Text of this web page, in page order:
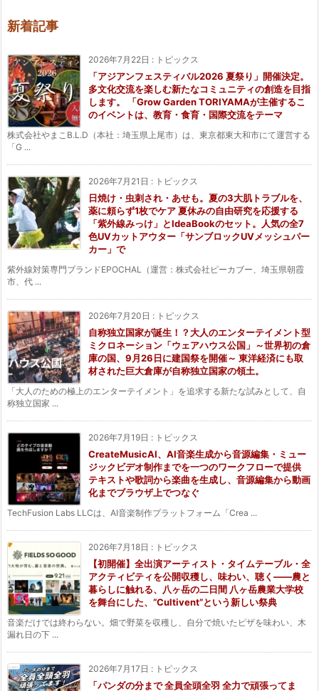
新着記事
2026年7月22日 : トピックス
「アジアンフェスティバル2026 夏祭り」開催決定。
多文化交流を楽しむ新たなコミュニティの創造を目指
します。 「Grow Garden TORIYAMAが主催するこ
のイベントは、教育・食育・国際交流をテーマ
株式会社やまこB.L.D（本社：埼玉県上尾市）は、東京都東大和市にて運営する
「G ...
2026年7月21日 : トピックス
日焼け・虫刺され・あせも。夏の3大肌トラブルを、
薬に頼らず1枚でケア 夏休みの自由研究を応援する
「紫外線みっけ」とIdeaBookのセット。人気の全7
色UVカットアウター「サンブロックUVメッシュパー
カー」で
紫外線対策専門ブランドEPOCHAL（運営：株式会社ピーカブー、埼玉県朝霞
市、代 ...
2026年7月20日 : トピックス
自称独立国家が誕生！？大人のエンターテイメント型
ミクロネーション「ウェアハウス公国」～世界初の倉
庫の国、9月26日に建国祭を開催～ 東洋経済にも取
材された巨大倉庫が自称独立国家の領土。
「大人のための極上のエンターテイメント」を追求する新たな試みとして、自
称独立国家 ...
2026年7月19日 : トピックス
CreateMusicAI、AI音楽生成から音源編集・ミュー
ジックビデオ制作までを一つのワークフローで提供
テキストや歌詞から楽曲を生成し、音源編集から動画
化までブラウザ上でつなぐ
TechFusion Labs LLCは、AI音楽制作プラットフォーム「Crea ...
2026年7月18日 : トピックス
【初開催】全出演アーティスト・タイムテーブル・全
アクティビティを公開収穫し、味わい、聴く——農と
暮らしに触れる、八ヶ岳の二日間 八ヶ岳農業大学校
を舞台にした、“Cultivent”という新しい祭典
音楽だけでは終わらない。畑で野菜を収穫し、自分で焼いたピザを味わい、木
漏れ日の下 ...
2026年7月17日 : トピックス
「パンダの分まで 全員全頭全羽 全力で頑張ってま